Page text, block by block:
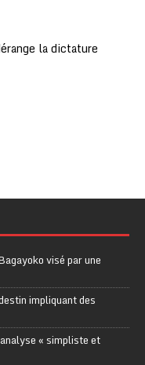
la dictature
visé par une
impliquant des
« simpliste et